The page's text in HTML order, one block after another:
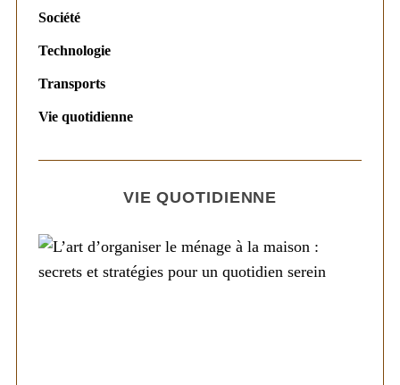
Société
Technologie
Transports
Vie quotidienne
VIE QUOTIDIENNE